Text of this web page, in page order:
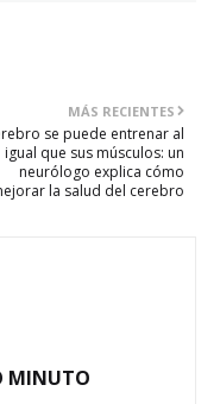
MÁS RECIENTES
se puede entrenar al
igual que sus músculos: un
neurólogo explica cómo
la salud del cerebro
MINUTO